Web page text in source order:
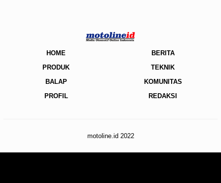
HOME
BERITA
PRODUK
TEKNIK
BALAP
KOMUNITAS
PROFIL
REDAKSI
motoline.id 2022